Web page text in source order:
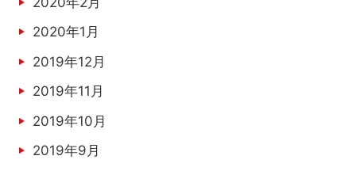
2020年1月
2019年12月
2019年11月
2019年10月
2019年9月